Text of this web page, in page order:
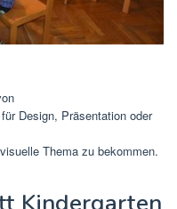
Design, Präsentation oder
Thema zu bekommen.